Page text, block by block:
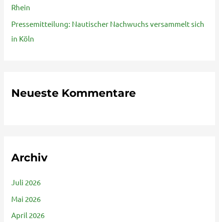
:Rhein
Pressemitteilung: Nautischer Nachwuchs versammelt sich
in Köln
Neueste Kommentare
Archiv
Juli 2026
Mai 2026
April 2026